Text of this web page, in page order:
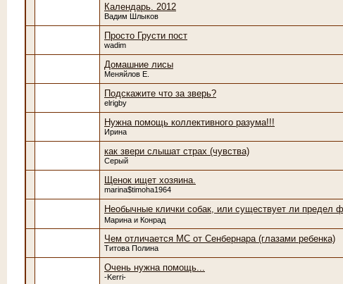
Календарь. 2012
Вадим Шлыков
Просто Грусти пост
wadim
Домашние лисы
Меняйлов Е.
Подскажите что за зверь?
elrigby
Нужна помощь коллективного разума!!!
Ирина
как звери слышат страх (чувства)
Серый
Щенок ищет хозяина.
marina$timoha1964
Необычные клички собак, или существует ли предел
Марина и Конрад
Чем отличается МС от Сенбернара (глазами ребенка)
Титова Полина
Очень нужна помощь...
-Kerri-